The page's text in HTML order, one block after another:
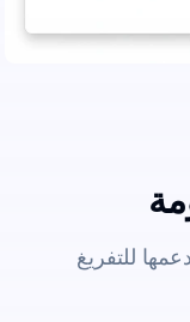
للتفريغ